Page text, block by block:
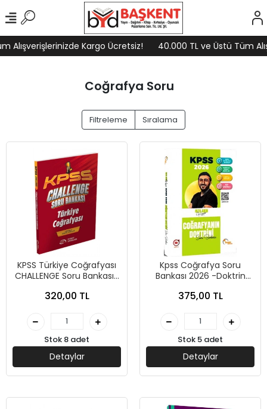
Kargo Ücretsiz! 40.000 TL ve Üstü Tüm
Coğrafya Soru
Filtreleme Sıralama
KPSS Türkiye Coğrafyası
CHALLENGE Soru Bankası-
320,00 TL
Stok 8 adet
Detaylar
Kpss Coğrafya Soru
Bankası 2026 -Doktrin
375,00 TL
Stok 5 adet
Detaylar